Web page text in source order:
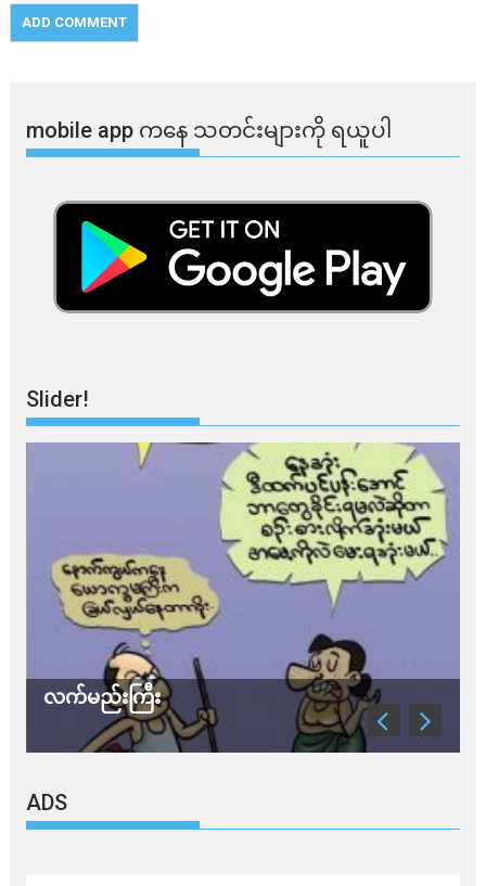
mobile app ​​ကနေ ​​သတင်းများကို ရယူပါ
Slider!
လက်မည်းကြီး
ADS